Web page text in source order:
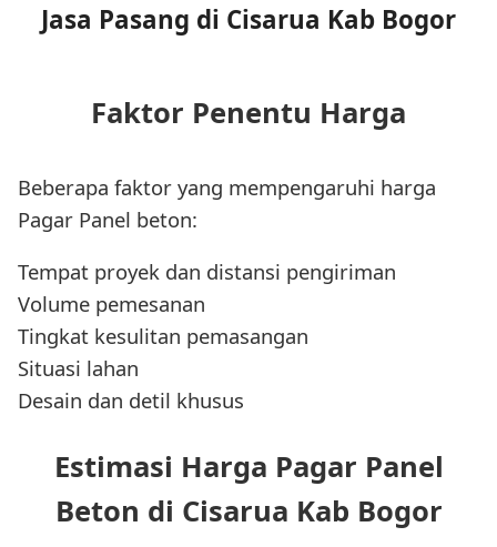
Jasa Pasang di Cisarua Kab Bogor
Faktor Penentu Harga
Beberapa faktor yang mempengaruhi harga
Pagar Panel beton:
Tempat proyek dan distansi pengiriman
Volume pemesanan
Tingkat kesulitan pemasangan
Situasi lahan
Desain dan detil khusus
Estimasi Harga Pagar Panel
Beton di Cisarua Kab Bogor